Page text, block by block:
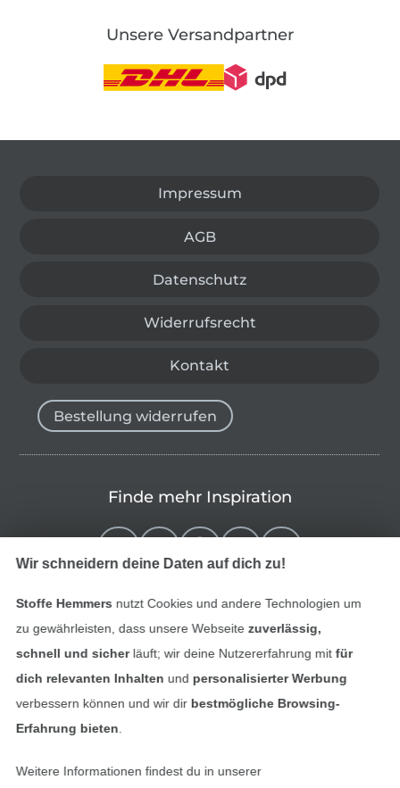
Unsere Versandpartner
Impressum
AGB
Datenschutz
Widerrufsrecht
Kontakt
Bestellung widerrufen
Finde mehr Inspiration
Deutsch
Wir schneidern deine Daten auf dich zu!
Stoffe Hemmers nutzt Cookies und andere Technologien um
zu gewährleisten, dass unsere Webseite zuverlässig,
schnell und sicherläuft; wir deine Nutzererfahrung mitfür
dich relevanten Inhalten und personalisierter Werbung
verbessern können und wir dir bestmögliche Browsing-
Erfahrung bieten
Weitere Informationen findest du in unserer